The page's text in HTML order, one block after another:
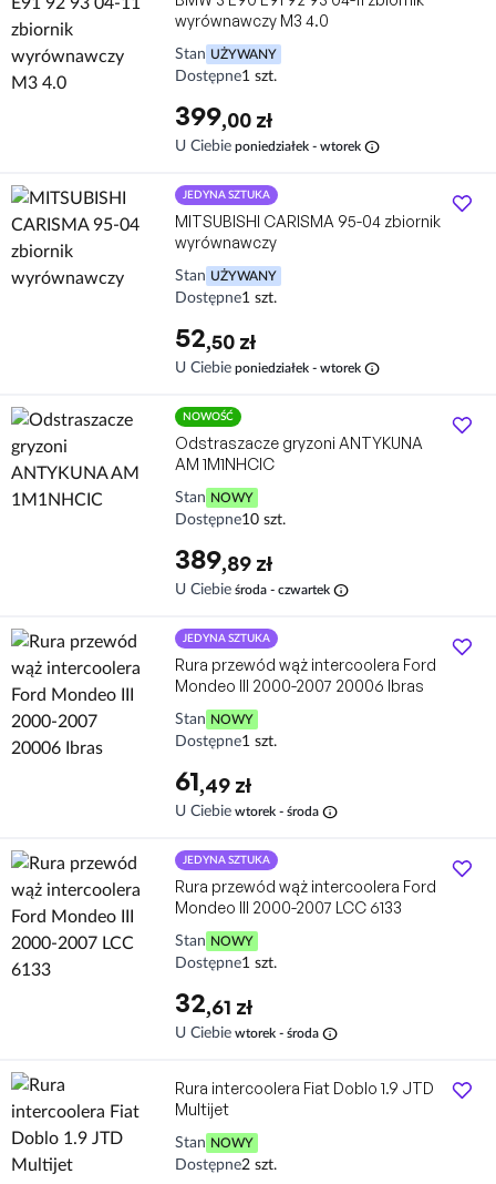
wyrównawczy M3 4.0
Stan UŻYWANY
Dostępne1 szt.
399,00 zł
U Ciebie poniedziałek - wtorek info
JEDYNA SZTUKA
MITSUBISHI CARISMA 95-04 zbiornik
wyrównawczy
Stan UŻYWANY
Dostępne1 szt.
52,50 zł
U Ciebie poniedziałek - wtorek info
NOWOŚĆ
Odstraszacze gryzoni ANTYKUNA
AM 1M1NHCIC
Stan NOWY
Dostępne10 szt.
389,89 zł
U Ciebie środa - czwartek info
JEDYNA SZTUKA
Rura przewód wąż intercoolera Ford
Mondeo III 2000-2007 20006 Ibras
Stan NOWY
Dostępne1 szt.
61,49 zł
U Ciebie wtorek - środa info
JEDYNA SZTUKA
Rura przewód wąż intercoolera Ford
Mondeo III 2000-2007 LCC 6133
Stan NOWY
Dostępne1 szt.
32,61 zł
U Ciebie wtorek - środa info
Rura intercoolera Fiat Doblo 1.9 JTD
Multijet
Stan NOWY
Dostępne2 szt.